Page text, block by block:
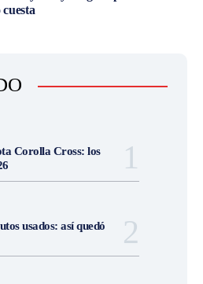
Corolla Cross: los
usados: así quedó